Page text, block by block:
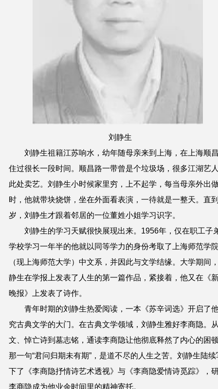
刘静生
刘静生祖籍江苏响水，幼年随母亲来到上海，在上海顺
住过很长一段时间。顺昌路一带曾是个垃圾场，很多江湖艺
此处卖艺。刘静生小时候家里穷，上不起学，每当母亲外出
时，他就带块烧饼，坐在外面看表演，一待就是一整天。直
岁，刘静生才跟着邻居的一位董姓小姐学习识字。
刘静生的学习天赋很快展现出来。1956年，仅在职工子
学校学习一年半的他就以同等学力的身份考取了上海师范学
（现上海师范大学）中文系，并因此与文学结缘。大学期间
静生在学报上发表了人生的第一篇作品，紧接着，他又在《
晚报》上发表了诗作。
青年时期的刘静生热爱阅读，一本《苏辛词选》开启了
究古典文学的大门。在古典文学领域，刘静生雅好李商隐。
文、悼亡诗到墓志铭，通读李商隐让他彻底释然了内心的困
那一句“君问归期未有期”，是道不尽的人生之苦。刘静生陆续
下了《李商隐抒情诗艺术透视》与《李商隐爱情诗觅踪》，
李商隐成为他业余时间里的精神寄托。